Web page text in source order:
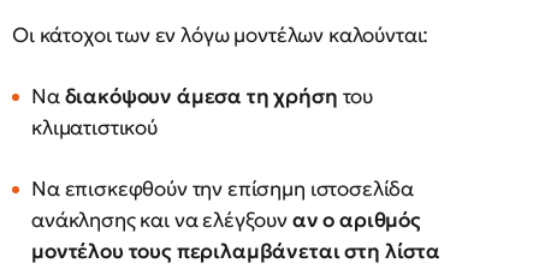
Οι κάτοχοι των εν λόγω μοντέλων καλούνται:
Ναδιακόψουν άμεσα τη χρήση του
κλιματιστικού
Να επισκεφθούν την επίσημη ιστοσελίδα
ανάκλησης και να ελέγξουναν ο αριθμός
μοντέλου τους περιλαμβάνεται στη λίστα